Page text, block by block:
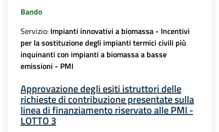
Bando
Servizio: Impianti innovativi a biomassa - Incentivi
per la sostituzione degli impianti termici civili più
inquinanti con impianti a biomassa a basse
emissioni - PMI
Approvazione degli esiti istruttori delle
richieste di contribuzione presentate sulla
linea di finanziamento riservato alle PMI -
LOTTO 3